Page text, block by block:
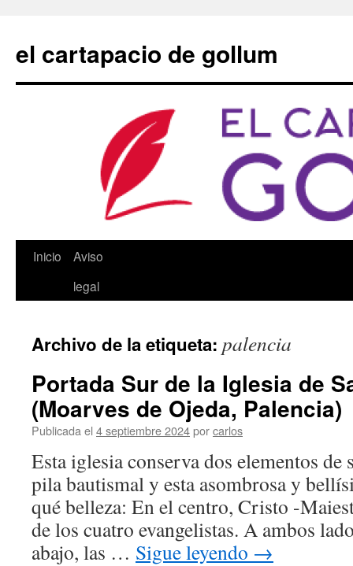
contenido
el cartapacio de gollum
Inicio
Aviso
legal
Archivo de la etiqueta: palencia
Portada Sur de la Iglesia de
(Moarves de Ojeda, Palencia)
Publicada el 4 septiembre 2024porcarlos
Esta iglesia conserva dos elementos
pila bautismal y esta asombrosa y
qué belleza: En el centro, Cristo -
de los cuatro evangelistas. A ambos
abajo, las … Sigue leyendo →